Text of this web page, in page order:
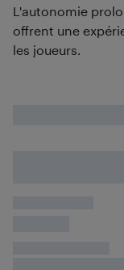
L'autonomie
offrent une
les joueurs.